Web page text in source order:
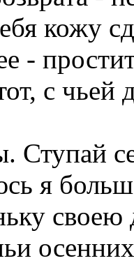
кожу
- простит
с чьей
Ступай
я
своею